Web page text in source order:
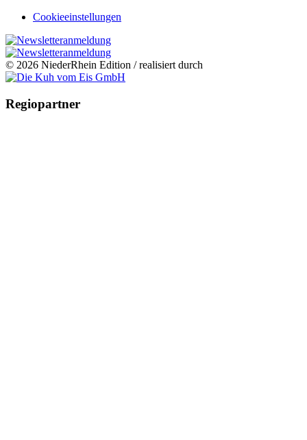
Cookieeinstellungen
© 2026 NiederRhein Edition / realisiert durch
Regiopartner